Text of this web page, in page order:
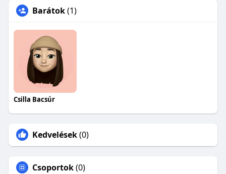
Barátok(1)
Csilla Bacsúr
Kedvelések(0)
Csoportok(0)